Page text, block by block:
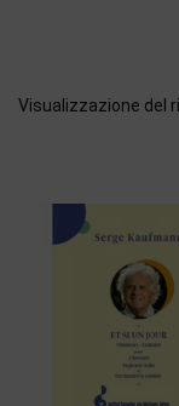
Visualizzazione del